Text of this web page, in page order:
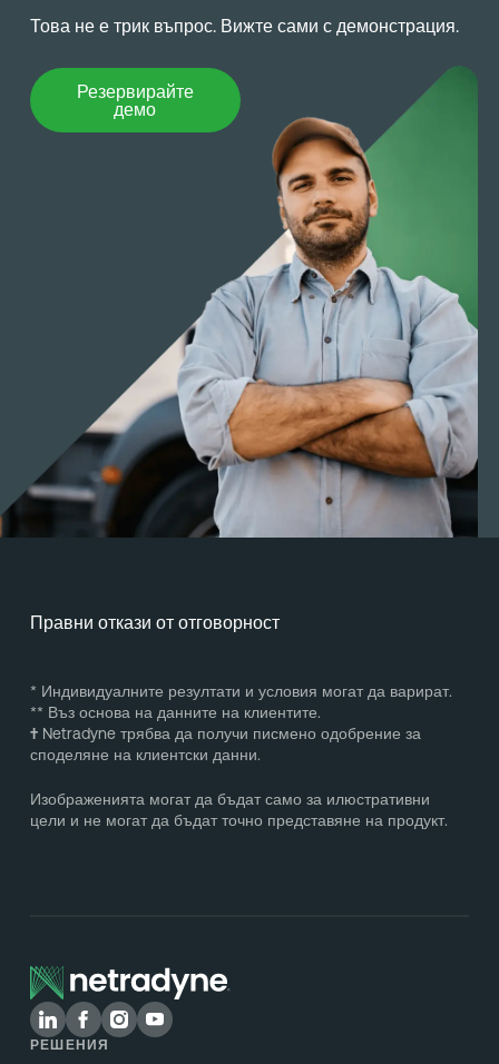
Това не е трик въпрос. Вижте сами с демонстрация.
Резервирайте
демо
Резервирайте демо
Правни откази от отговорност
* Индивидуалните резултати и условия могат да варират.
** Въз основа на данните на клиентите.
†Netradyne трябва да получи писмено одобрение за
споделяне на клиентски данни.
Изображенията могат да бъдат само за илюстративни
цели и не могат да бъдат точно представяне на продукт.
РЕШЕНИЯ